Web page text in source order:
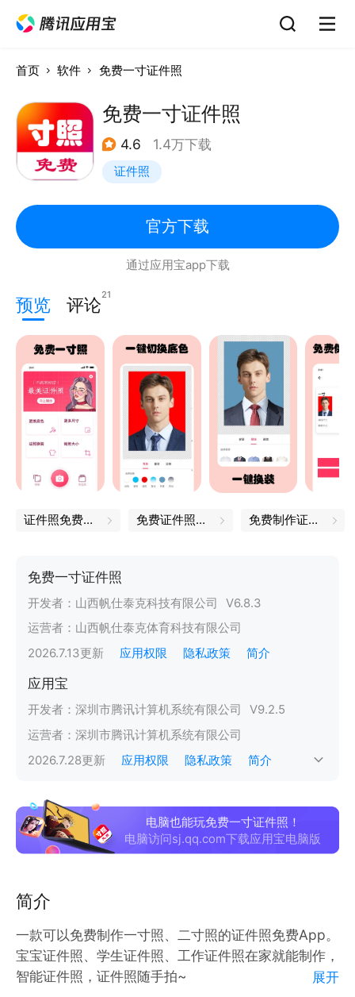
首页 软件 免费一寸证件照
免费一寸证件照
4.6 1.4万下载
证件照
官方下载
通过应用宝app下载
预览 评论21
证件照免费制作 免费证件照制作 免费制作证件照
免费一寸证件照
开发者： 山西帆仕泰克科技有限公司 V6.8.3
运营者： 山西帆仕泰克体育科技有限公司
2026.7.13更新 应用权限 隐私政策 简介
应用宝
开发者： 深圳市腾讯计算机系统有限公司 V9.2.5
运营者： 深圳市腾讯计算机系统有限公司
2026.7.28更新 应用权限 隐私政策 简介
电脑也能玩免费一寸证件照！
电脑访问sj.qq.com下载应用宝电脑版
简介
一款可以免费制作一寸照、二寸照的证件照免费App。
宝宝证件照、学生证件照、工作证件照在家就能制作，
智能证件照，证件照随手拍~
展开